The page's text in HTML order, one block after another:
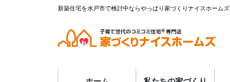
新築住宅を水戸市で検討中ならやっぱり家づくりナイスホームズ